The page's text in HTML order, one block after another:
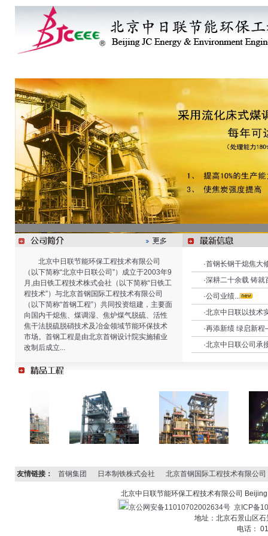
北京中日联节能环保工程技术有限公司
（以下简称“北京中日联公司”）成立于2003年9
月,由日铁工程技术株式会社（以下简称“日铁工
程技术”）与北京首钢国际工程技术有限公司
（以下简称“首钢工程”）共同投资组建，主要面
向国内干熄焦、煤调湿、焦炉煤气脱硫、活性
焦干法脱硫脱硝技术及冶金领域节能环保技术
市场。首钢工程是由北京首钢设计院实施辅业
改制后成立...
·首钢长钢干熄焦大
·深耕二十余载 铸就
·公司业绩...
·北京中日联以技术
·再添新绩 绿启新
·北京中日联公司承
友情链接： 首钢集团 日本制铁株式会社 北京首钢国际工程技术有限公司
北京中日联节能环保工程技术有限公司
京公网安备11010702002634号 京ICP备
地址：北京石景山区
电话：